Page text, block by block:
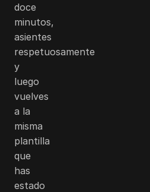
doce
minutos,
asientes
respetuosamente
y
luego
vuelves
a la
misma
plantilla
que
has
estado